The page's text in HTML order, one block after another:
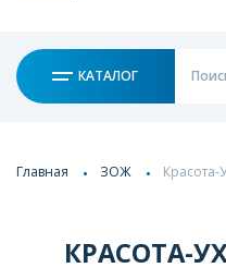
КАТАЛОГ
Главная ЗОЖ
КРАСОТА-